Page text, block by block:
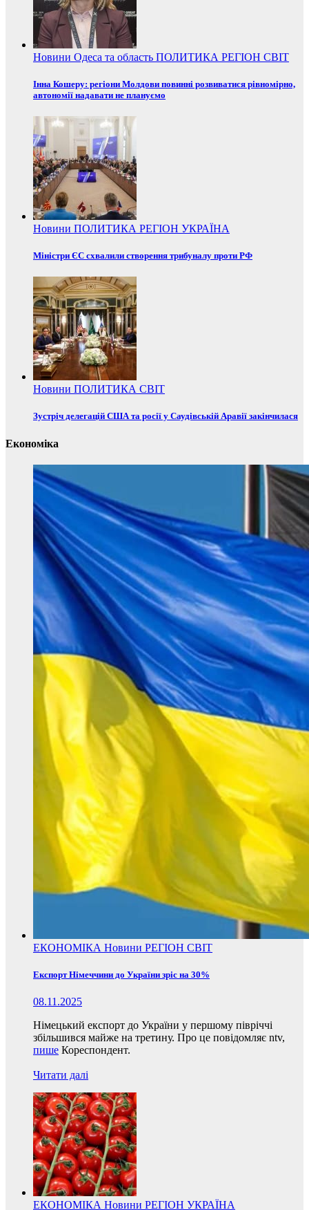
Новини Одеса та область ПОЛИТИКА РЕГІОН СВІТ
Інна Кошеру: регіони Молдови повинні розвиватися рівномірно,
автономії надавати не плануємо
Новини ПОЛИТИКА РЕГІОН УКРАЇНА
Міністри ЄС схвалили створення трибуналу проти РФ
Новини ПОЛИТИКА СВІТ
Зустріч делегацій США та росії у Саудівській Аравії закінчилася
Економіка
ЕКОНОМІКА Новини РЕГІОН СВІТ
Експорт Німеччини до України зріс на 30%
08.11.2025
Німецький експорт до України у першому півріччі
збільшився майже на третину. Про це повідомляє ntv,
пише Кореспондент.
Читати далі
ЕКОНОМІКА Новини РЕГІОН УКРАЇНА